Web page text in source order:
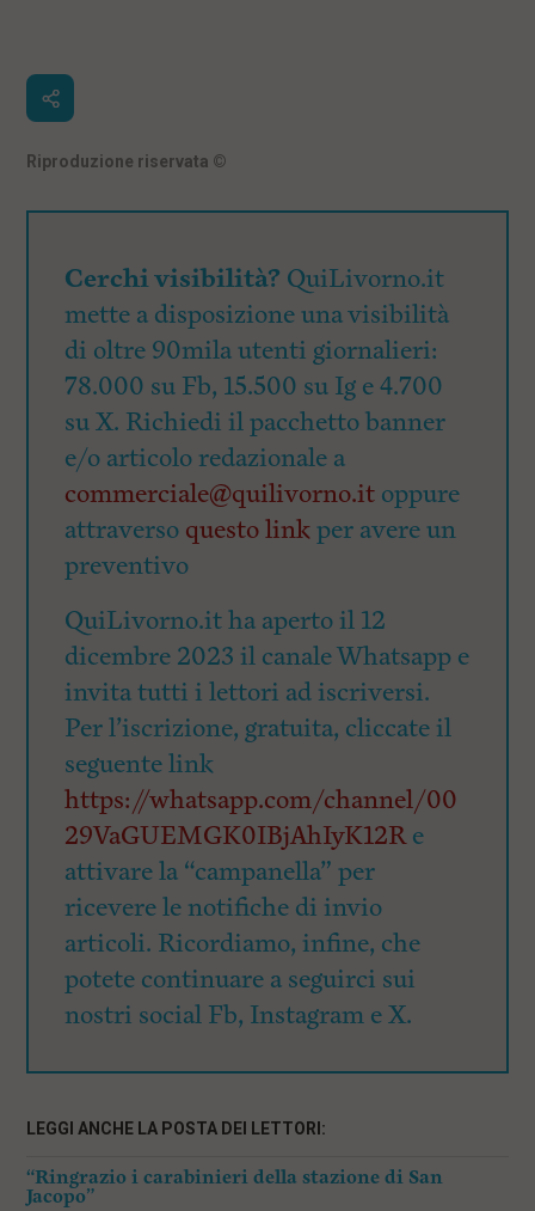
Riproduzione riservata ©
Cerchi visibilità? QuiLivorno.it
mette a disposizione una visibilità
di oltre 90mila utenti giornalieri:
78.000 su Fb, 15.500 su Ig e 4.700
su X. Richiedi il pacchetto banner
e/o articolo redazionale a
commerciale@quilivorno.it oppure
attraverso questo linkper avere un
preventivo
QuiLivorno.it ha aperto il 12
dicembre 2023 il canale Whatsapp e
invita tutti i lettori ad iscriversi.
Per l’iscrizione, gratuita, cliccate il
seguente link
https://whatsapp.com/channel/00
29VaGUEMGK0IBjAhIyK12Re
attivare la “campanella” per
ricevere le notifiche di invio
articoli. Ricordiamo, infine, che
potete continuare a seguirci sui
nostri social Fb, Instagram e X.
LEGGI ANCHE LA POSTA DEI LETTORI:
“Ringrazio i carabinieri della stazione di San
Jacopo”